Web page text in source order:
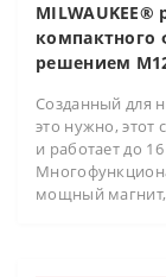
компактного
решением
Созданный для
это нужно, этот
и работает до
мощный магнит,